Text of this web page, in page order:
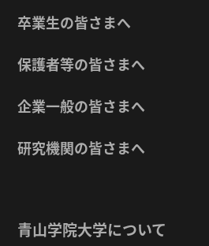
卒業生の皆さまへ
保護者等の皆さまへ
企業一般の皆さまへ
研究機関の皆さまへ
青山学院大学について